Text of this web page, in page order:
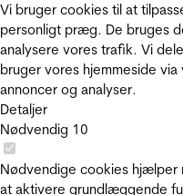
Vi bruger cookies til at
personligt præg. De bruges
analysere vores trafik. Vi
bruger vores hjemmeside
annoncer og analyser.
Detaljer
Nødvendig 10
Nødvendige cookies hjælper
at aktivere grundlæggende